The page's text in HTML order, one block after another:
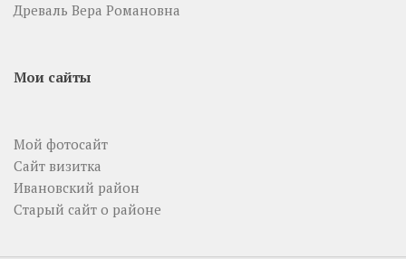
Древаль Вера Романовна
Мои сайты
Мой фотосайт
Сайт визитка
Ивановский район
Старый сайт о районе